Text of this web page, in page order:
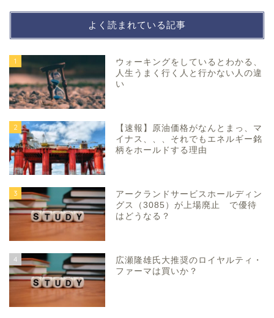
よく読まれている記事
1
ウォーキングをしているとわかる、
人生うまく行く人と行かない人の違
い
2
【速報】原油価格がなんとまっ、マ
イナス、、、それでもエネルギー銘
柄をホールドする理由
3
アークランドサービスホールディン
グス（3085）が上場廃止 で優待
はどうなる？
4
広瀬隆雄氏大推奨のロイヤルティ・
ファーマは買いか？